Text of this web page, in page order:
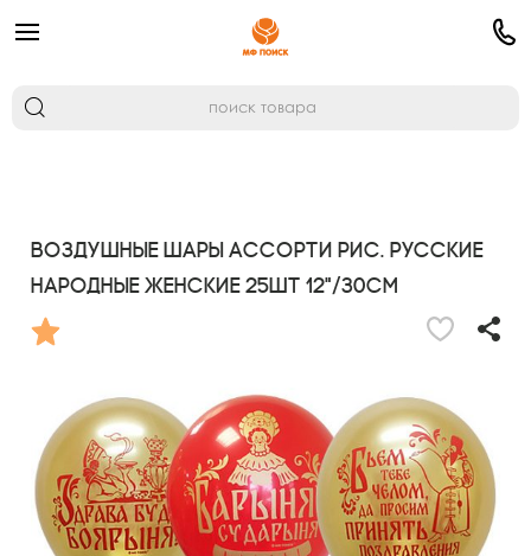
Воздушные шары ассорти рис. Русские
Народные женские 25шт 12"/30см